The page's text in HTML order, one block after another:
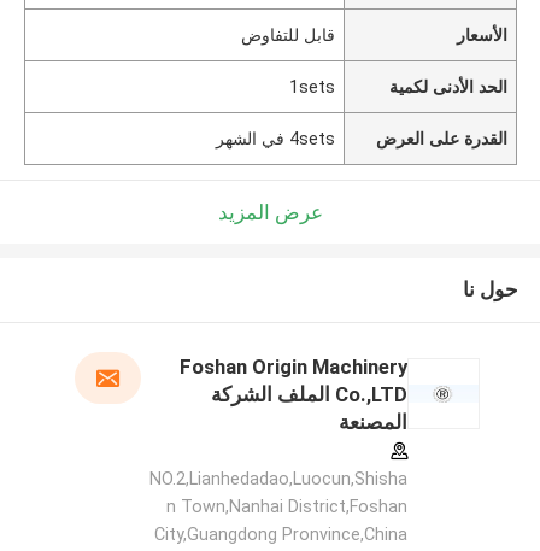
الأسعار قابل للتفاوض
الحد الأدنى لكمية 1sets
القدرة على العرض 4sets في الشهر
عرض المزيد
حول نا
Foshan Origin Machinery
Co.,LTD الملف الشركة
المصنعة
NO.2,Lianhedadao,Luocun,Shisha
n Town,Nanhai District,Foshan
City,Guangdong Pronvince,China